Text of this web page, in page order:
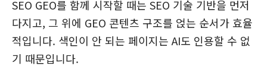
SEO GEO를 함께 시작할 때는 SEO 기술 기반을 먼저
다지고, 그 위에 GEO 콘텐츠 구조를 얹는 순서가 효율
적입니다. 색인이 안 되는 페이지는 AI도 인용할 수 없
기 때문입니다.